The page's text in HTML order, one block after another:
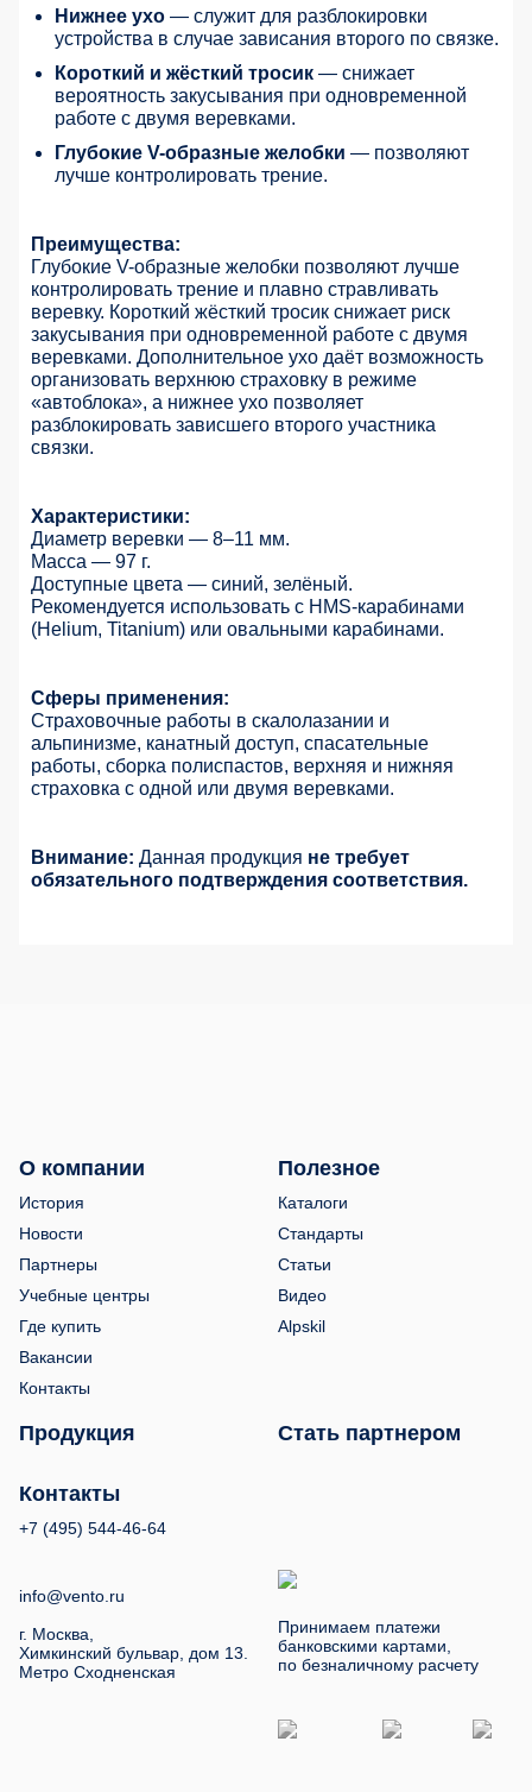
Нижнее ухо — служит для разблокировки
устройства в случае зависания второго по связке.
Короткий и жёсткий тросик — снижает
вероятность закусывания при одновременной
работе с двумя веревками.
Глубокие V-образные желобки — позволяют
лучше контролировать трение.
Преимущества:
Глубокие V-образные желобки позволяют лучше
контролировать трение и плавно стравливать
веревку. Короткий жёсткий тросик снижает риск
закусывания при одновременной работе с двумя
веревками. Дополнительное ухо даёт возможность
организовать верхнюю страховку в режиме
«автоблока», а нижнее ухо позволяет
разблокировать зависшего второго участника
связки.
Характеристики:
Диаметр веревки — 8–11 мм.
Масса — 97 г.
Доступные цвета — синий, зелёный.
Рекомендуется использовать с HMS-карабинами
(Helium, Titanium) или овальными карабинами.
Сферы применения:
Страховочные работы в скалолазании и
альпинизме, канатный доступ, спасательные
работы, сборка полиспастов, верхняя и нижняя
страховка с одной или двумя веревками.
Внимание: Данная продукция не требует
обязательного подтверждения соответствия.
О компании
История
Новости
Партнеры
Учебные центры
Где купить
Вакансии
Контакты
Полезное
Каталоги
Стандарты
Статьи
Видео
Alpskil
Продукция Стать партнером
Контакты
+7 (495) 544-46-64
info@vento.ru
г. Москва,
Химкинский бульвар, дом 13.
Метро Сходненская
Принимаем платежи
банковскими картами,
по безналичному расчету